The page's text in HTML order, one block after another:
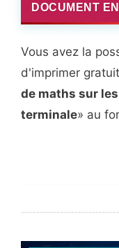
DOCUMENT
Vous avez la
d'imprimer
de maths sur
terminale» au